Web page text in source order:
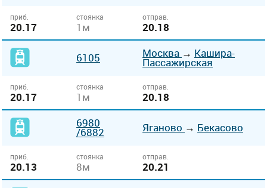
приб.
20.17
стоянка
1м
отправ.
20.18
6105 Москва → Кашира-
Пассажирская
приб.
20.17
стоянка
1м
отправ.
20.18
6980
/6882 Яганово → Бекасово
приб.
20.13
стоянка
8м
отправ.
20.21